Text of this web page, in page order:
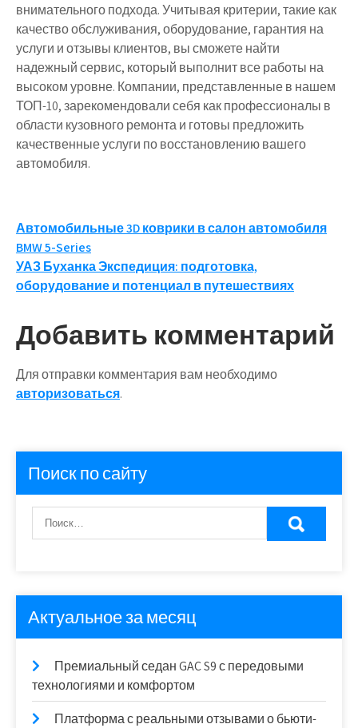
внимательного подхода. Учитывая критерии, такие как
качество обслуживания, оборудование, гарантия на
услуги и отзывы клиентов, вы сможете найти
надежный сервис, который выполнит все работы на
высоком уровне. Компании, представленные в нашем
ТОП-10, зарекомендовали себя как профессионалы в
области кузовного ремонта и готовы предложить
качественные услуги по восстановлению вашего
автомобиля.
Навигация
по
записям
Автомобильные 3D коврики в салон автомобиля
BMW 5-Series
УАЗ Буханка Экспедиция: подготовка,
оборудование и потенциал в путешествиях
Добавить комментарий
Для отправки комментария вам необходимо
авторизоваться.
Поиск по сайту
Актуальное за месяц
Премиальный седан GAC S9 с передовыми
технологиями и комфортом
Платформа с реальными отзывами о бьюти-